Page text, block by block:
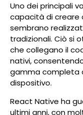
Uno dei principali
capacità di creare
sembrano
tradizionali. Ciò si
che collegano il
nativi,
gamma completa
dispositivo.
React Native ha
ultimi anni, con